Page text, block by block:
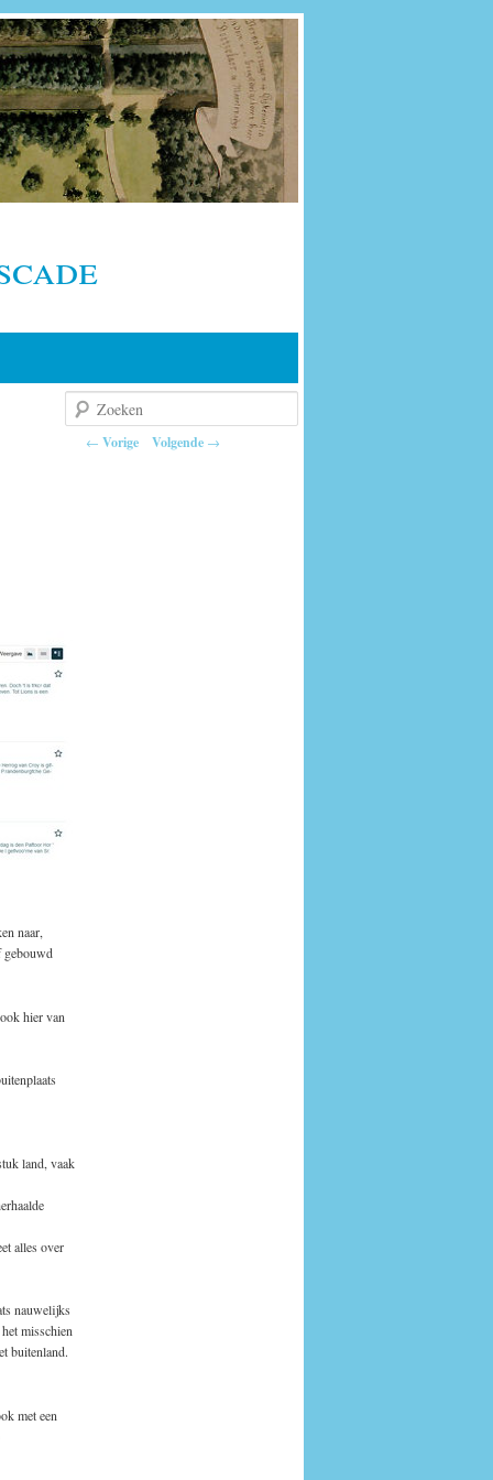
Berichtnavigatie
← Vorige Volgende →
naar,
gebouwd
hier van
land, vaak
alles over
nauwelijks
misschien
buitenland.
met een